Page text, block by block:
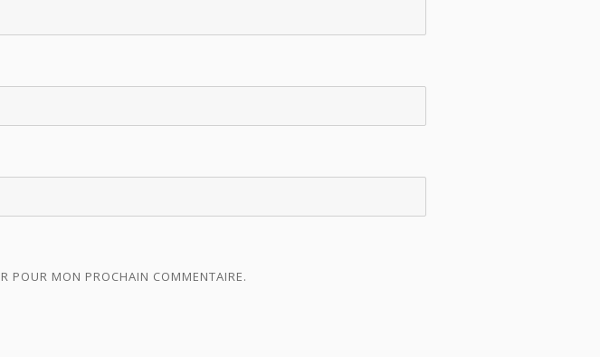
POUR MON PROCHAIN COMMENTAIRE.